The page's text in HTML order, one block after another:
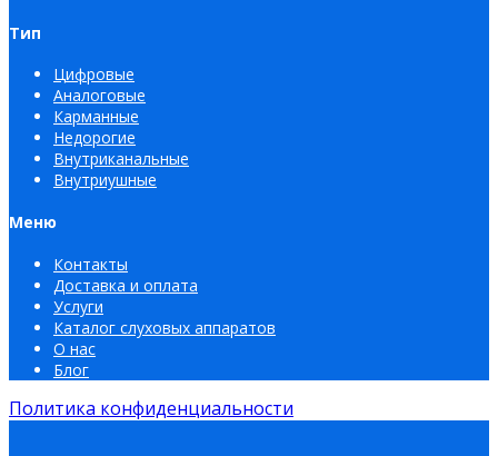
Тип
Цифровые
Аналоговые
Карманные
Недорогие
Внутриканальные
Внутриушные
Меню
Контакты
Доставка и оплата
Услуги
Каталог слуховых аппаратов
О нас
Блог
Политика конфиденциальности